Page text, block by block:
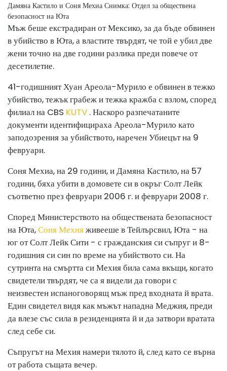
Дамяна Кастило и Соня Мехиа Снимка: Отдел за обществена
безопасност на Юта
Мъж беше екстрадиран от Мексико, за да бъде обвинен
в убийство в Юта, а властите твърдят, че той е убил две
жени точно на две години разлика преди повече от
десетилетие.
41-годишният Хуан Ареола-Мурило е обвинен в тежко
убийство, тежък грабеж и тежка кражба с взлом, според
филиал на CBS KUTV . Наскоро разпечатаните
документи идентифицираха Ареола-Мурило като
заподозрения за убийството, наречен Убиецът на 9
февруари.
Соня Мехиа, на 29 години, и Дамяна Кастило, на 57
години, бяха убити в домовете си в окръг Солт Лейк
съответно през февруари 2006 г. и февруари 2008 г.
Според Министерството на обществената безопасност
на Юта,Соня Мехияживееше в Тейлърсвил, Юта - на
юг от Солт Лейк Сити - с гражданския си съпруг и 8-
годишния си син по време на убийството си. На
сутринта на смъртта си Мехия била сама вкъщи, когато
свидетели твърдят, че са я видели да говори с
неизвестен испаноговорящ мъж пред входната й врата.
Един свидетел видя как мъжът нападна Меджия, преди
да влезе със сила в резиденцията й и да затвори вратата
след себе си.
Съпругът на Мехия намери тялото й, след като се върна
от работа същата вечер.